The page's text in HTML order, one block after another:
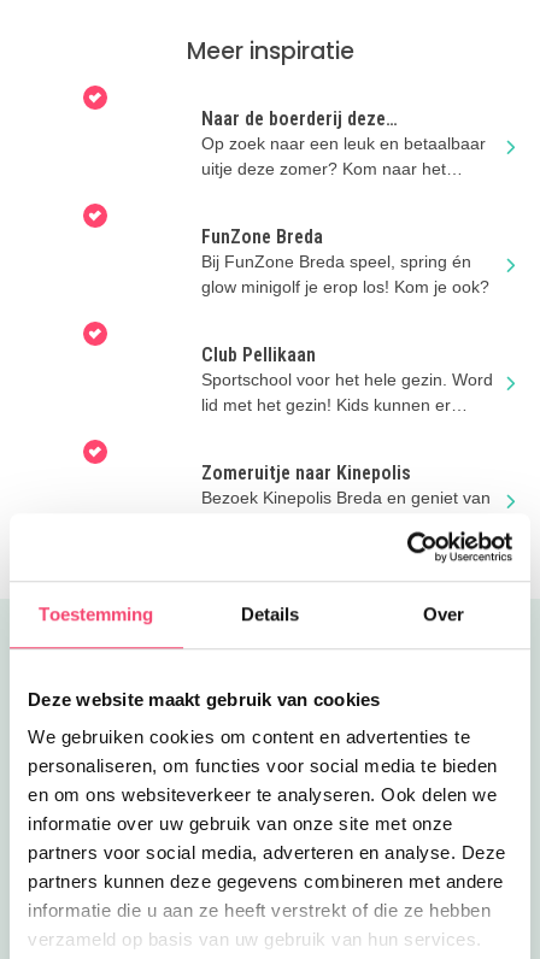
Toestemming Details Over
Deze website maakt gebruik van cookies
We gebruiken cookies om content en advertenties te
personaliseren, om functies voor social media te bieden
en om ons websiteverkeer te analyseren. Ook delen we
informatie over uw gebruik van onze site met onze
partners voor social media, adverteren en analyse. Deze
partners kunnen deze gegevens combineren met andere
informatie die u aan ze heeft verstrekt of die ze hebben
verzameld op basis van uw gebruik van hun services.
Meer inspiratie
Naar de boerderij deze
zomervakantie!
Op zoek naar een leuk en betaalbaar
uitje deze zomer? Kom naar het
FunZone Breda
Bij FunZone Breda speel, spring én
glow minigolf je erop los! Kom je ook?
Club Pellikaan
Sportschool voor het hele gezin. Word
lid met het gezin! Kids kunnen er
Zomeruitje naar Kinepolis
Bezoek Kinepolis Breda en geniet van
Uitgelicht